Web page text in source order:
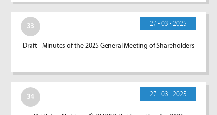
33 27 - 03 - 2025
Draft - Minutes of the 2025 General Meeting of Shareholders
34 27 - 03 - 2025